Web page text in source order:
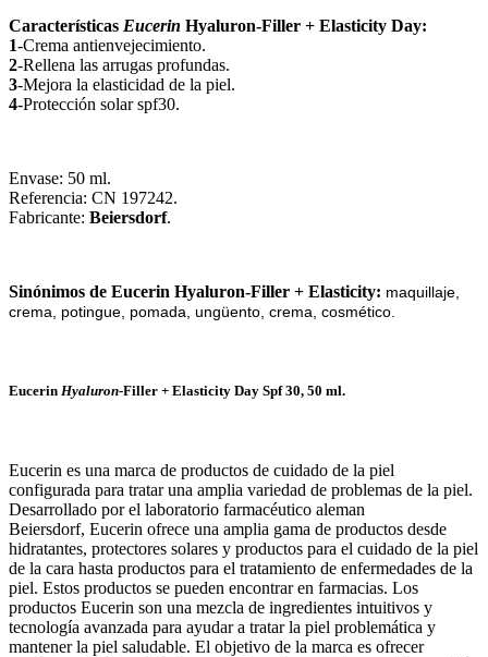
Características Eucerin Hyaluron-Filler + Elasticity Day:
1-Crema antienvejecimiento.
2-Rellena las arrugas profundas.
3-Mejora la elasticidad de la piel.
4-Protección solar spf30.
Envase: 50 ml.
Referencia: CN 197242.
Fabricante: Beiersdorf.
Sinónimos de Eucerin Hyaluron-Filler + Elasticity: maquillaje,
crema, potingue, pomada, ungüento, crema, cosmético.
Eucerin Hyaluron-Filler + Elasticity Day Spf 30, 50 ml.
Eucerin es una marca de productos de cuidado de la piel
configurada para trataruna amplia variedad de problemas de la piel.
Desarrollado porel laboratorio farmacéutico aleman
Beiersdorf, Eucerin ofrece una amplia gama de productos desde
hidratantes, protectores solares y productos para el cuidado de la piel
de la cara hasta productos para el tratamiento de enfermedades de la
piel. Estos productos se pueden encontraren farmacias. Los
productos Eucerin son una mezcla de ingredientes intuitivos y
tecnología avanzada para ayudara tratarla piel problemática y
mantenerla piel saludable. El objetivo de la marca es ofrecer